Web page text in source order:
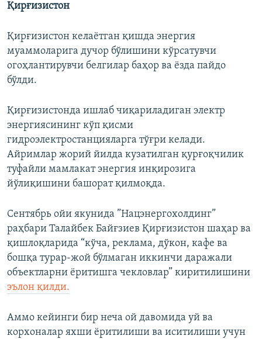
Қирғизистон
Қирғизистон келаётган қишда энергия
муаммоларига дучор бўлишини кўрсатувчи
огоҳлантирувчи белгилар баҳор ва ёзда пайдо
бўлди.
Қирғизистонда ишлаб чиқариладиган электр
энергиясининг кўп қисми
гидроэлектростанцияларга тўғри келади.
Айримлар жорий йилда кузатилган қурғоқчилик
туфайли мамлакат энергия инқирозига
йўлиқишини башорат қилмоқда.
Сентябрь ойи якунида ”Нацэнергохолдинг”
раҳбари Талайбек Байғзиев Қирғизистон шаҳар ва
қишлоқларида “кўча, реклама, дўкон, кафе ва
бошқа турар-жой бўлмаган иккинчи даражали
объектларни ёритишга чекловлар” киритилишини
эълон қилди.
Аммо кейинги бир неча ой давомида уй ва
корхоналар яхши ёритилиши ва иситилиши учун